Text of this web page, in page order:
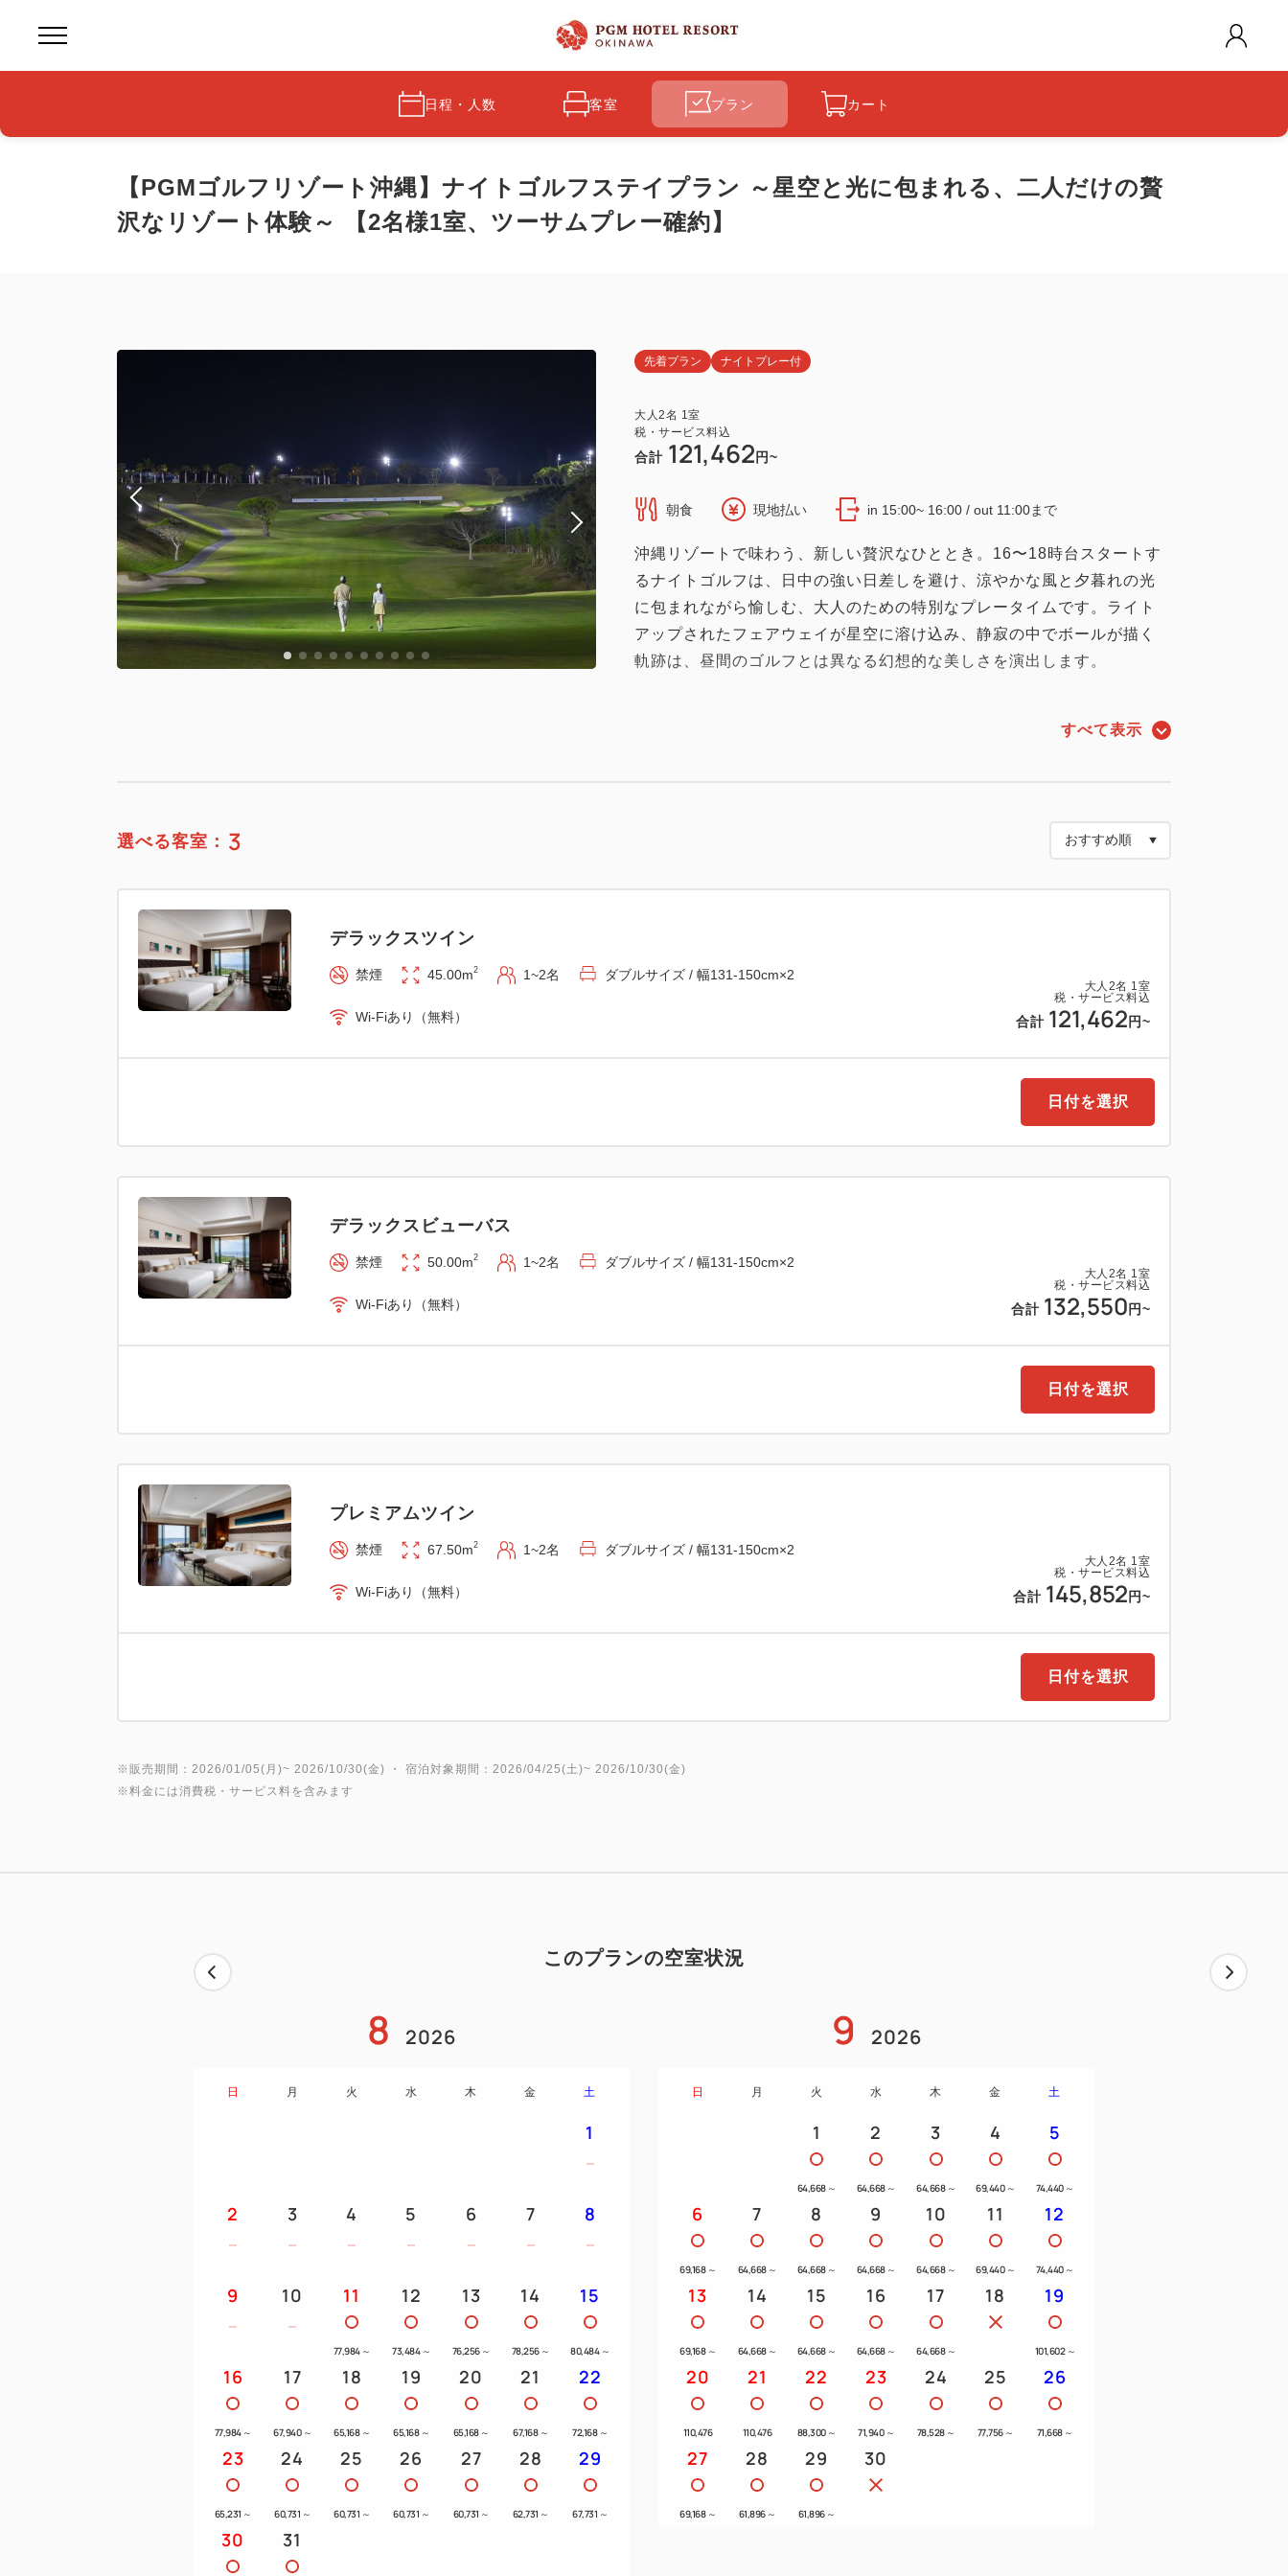
日程・人数 客室 プラン カート
【PGMゴルフリゾート沖縄】ナイトゴルフステイプラン ～星空と光に包まれる、二人だけの贅
沢なリゾート体験～ 【2名様1室、ツーサムプレー確約】
先着プラン ナイトプレー付
大人2名 1室
税・サービス料込
合計 121,462 円~
朝食 現地払い in 15:00~ 16:00 / out 11:00まで
沖縄リゾートで味わう、新しい贅沢なひととき。16〜18時台スタートす
るナイトゴルフは、日中の強い日差しを避け、涼やかな風と夕暮れの光
に包まれながら愉しむ、大人のための特別なプレータイムです。ライト
アップされたフェアウェイが星空に溶け込み、静寂の中でボールが描く
軌跡は、昼間のゴルフとは異なる幻想的な美しさを演出します。
館内でゆったりとおくつろぎいただけます。シャワーでリフレッシュし
プレーの余韻に浸る時間は、二人だけの特別なひととき。静かに流れる
トになっており、大切な方とともに、沖縄の夜風と光に包まれる至福の
プラン内容
デラックスビューバスツインルーム
なお、スタート時間は先着順でのご案内となるため、予約状況によっ
し込みください。
なった場合は、ホテル内のシミュレーションゴルフへお振替えにてご案
内いたします。なお、施設の空き状況によってはご利用いただけない場
●ナイターゴルフご利用に関する注意事項
・ナビゲーションシステム付乗用カート （4～5人乗り）
費税（10％）が含まれております。
（960円）が非課税となります。
・5月～10月の期間中は、Cool Cart付となります。
・当日はスタート30分前までにチェックインをお済ませください。
遅れた場合はスタート時間を変更させていただく場合がございます。
・18ホールスループレーになります。
・停電作業・夜間工事や悪天候、それによるコースコンディション不良
時は安全確保のため、止む終えず、クローズする場合がございますので
あらかじめご了承下さい。
・当クラブでは、ジーパン、Tシャツ、作業着、サンダル、下駄等でのご
来場をお断りしております。
【レンタル用品】
レンタルクラブ 1セット 7,700円（税込）
モデル：XXIO、CALLAWAY、BRIDGESTONE スペック：R・
SR・S・L
すべて表示
選べる客室： 3
大人 2名 1室
税・サービス料込
合計 121,462 円~
デラックスツイン
禁煙 45.00m2 1~2名 ダブルサイズ / 幅131-150cm×2
Wi-Fiあり（無料）
日付を選択
大人 2名 1室
税・サービス料込
合計 132,550 円~
デラックスビューバス
禁煙 50.00m2 1~2名 ダブルサイズ / 幅131-150cm×2
Wi-Fiあり（無料）
日付を選択
大人 2名 1室
税・サービス料込
合計 145,852 円~
プレミアムツイン
禁煙 67.50m2 1~2名 ダブルサイズ / 幅131-150cm×2
Wi-Fiあり（無料）
日付を選択
※販売期間：2026/01/05(月)~ 2026/10/30(金) ・ 宿泊対象期間：2026/04/25(土)~ 2026/10/30(金)
※料金には消費税・サービス料を含みます
このプランの空室状況
8 2026
日 月 火 水 木 金 土
1
2 3 4 5 6 7 8
9 10 11
77,984 ～
12
73,484 ～
13
76,256 ～
14
78,256 ～
15
80,484 ～
16
77,984 ～
17
67,940 ～
18
65,168 ～
19
65,168 ～
20
65,168 ～
21
67,168 ～
22
72,168 ～
23
65,231 ～
24
60,731 ～
25
60,731 ～
26
60,731 ～
27
60,731 ～
28
62,731 ～
29
67,731 ～
30 31
9 2026
日 月 火 水 木 金 土
1
64,668 ～
2
64,668 ～
3
64,668 ～
4
69,440 ～
5
74,440 ～
6
69,168 ～
7
64,668 ～
8
64,668 ～
9
64,668 ～
10
64,668 ～
11
69,440 ～
12
74,440 ～
13
69,168 ～
14
64,668 ～
15
64,668 ～
16
64,668 ～
17
64,668 ～
18 19
101,602 ～
20
110,476
21
110,476
22
88,300 ～
23
71,940 ～
24
78,528 ～
25
77,756 ～
26
71,668 ～
27
69,168 ～
28
61,896 ～
29
61,896 ～
30